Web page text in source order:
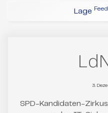
Lage Feed
3.
SPD-Kandidaten-